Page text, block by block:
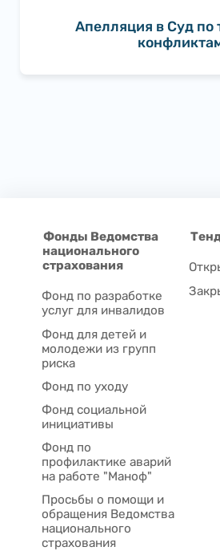
Апелляция в Суд по
Фонды Ведомства
национального
страхования
Фонд по разработке
услуг для инвалидов
Фонд для детей и
молодежи из групп
риска
Фонд по уходу
Фонд социальной
инициативы
Фонд по
профилактике аварий
на работе "Маноф"
Просьбы о помощи и
обращения Ведомства
национального
страхования